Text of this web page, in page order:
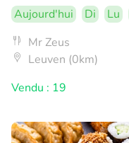
Aujourd'hui Di Lu
Mr Zeus
Leuven (0km)
Vendu : 19